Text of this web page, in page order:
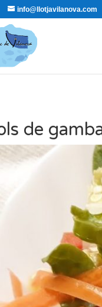
info@llotjavilanova.com
de